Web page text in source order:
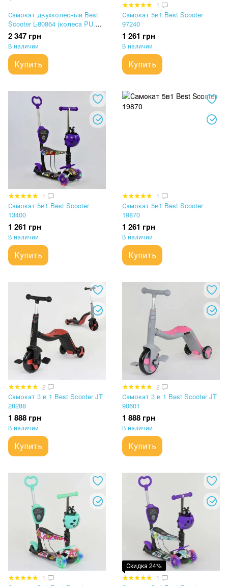
Самокат двухколесный Best
Scooter L-80864 (колеса PU,
дека с подсветкой)
2 347 грн
В наличии
Купить
1
Самокат 5в1 Best Scooter
97240
1 261 грн
В наличии
Купить
1
Самокат 5в1 Best Scooter
13400
1 261 грн
В наличии
Купить
1
Самокат 5в1 Best Scooter
19870
1 261 грн
В наличии
Купить
2
Самокат 3 в 1 Best Scooter JT
28288
1 888 грн
В наличии
Купить
2
Самокат 3 в 1 Best Scooter JT
90601
1 888 грн
В наличии
Купить
1
Скидка 24%
1